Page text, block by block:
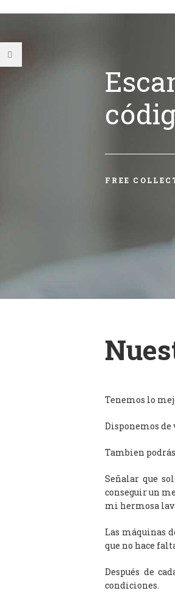
FREE
Tenemos lo
Disponemos de
Tambien
Señalar que
conseguir un
mi hermosa
Las máquinas
que no hace
Después de
condiciones.